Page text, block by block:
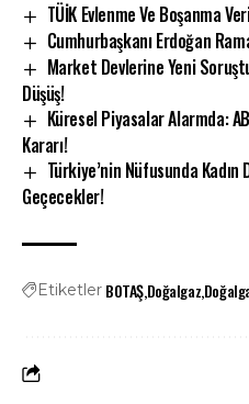
TÜİK Evlenme Ve Boşanma
Cumhurbaşkanı Erdoğan
Market Devlerine Yeni
Düşüş!
Küresel Piyasalar Alarmda:
Kararı!
Türkiye’nin Nüfusunda
Geçecekler!
Etiketler BOTAŞDoğalgaz